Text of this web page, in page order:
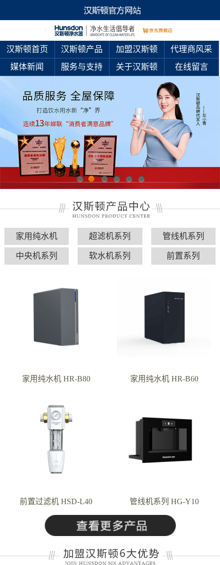
汉斯顿首页 汉斯顿产品 加盟汉斯顿
代理商风采
媒体新闻
服务与支持 关于汉斯顿 在线留言
家用纯水机 超滤机系列 管线机系列
中央机系列 软水机系列 前置系列
家用纯水机 HR-B80 家用纯水机 HR-B60
前置过滤机 HSD-L40 管线机系列 HG-Y10